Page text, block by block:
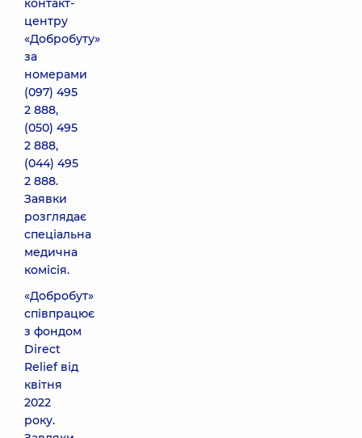
контакт-
центру
«Добробуту»
за
номерами
(097) 495
2 888,
(050) 495
2 888,
(044) 495
2 888.
Заявки
розглядає
спеціальна
медична
комісія.
«Добробут»
співпрацює
з фондом
Direct
Relief від
квітня
2022
року.